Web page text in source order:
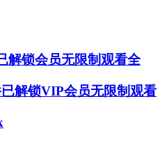
解锁会员无限制观看全
解锁VIP会员无限制观看